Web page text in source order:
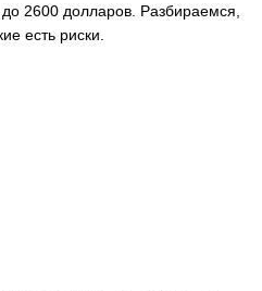
2600 долларов. Разбираемся,
есть риски.